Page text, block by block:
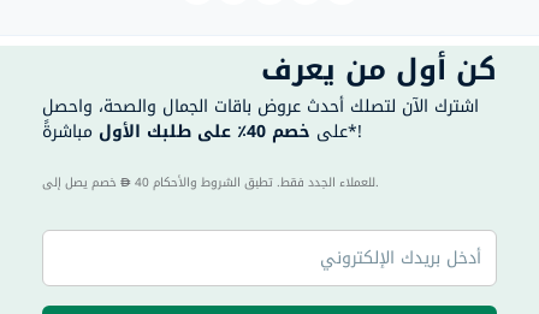
كن أول من يعرف
اشترك الآن لتصلك أحدث عروض باقات الجمال والصحة، واحصل
على خصم 40٪ على طلبك الأول مباشرةً*!
40 للعملاء الجدد فقط. تطبق الشروط والأحكام.